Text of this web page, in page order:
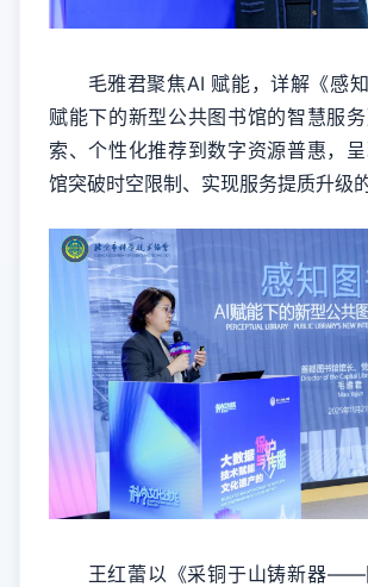
毛雅君聚焦AI 赋能，详解《感
赋能下的新型公共图书馆的智慧服
索、个性化推荐到数字资源普惠，
馆突破时空限制、实现服务提质升级
王红蕾以《采铜于山铸新器——